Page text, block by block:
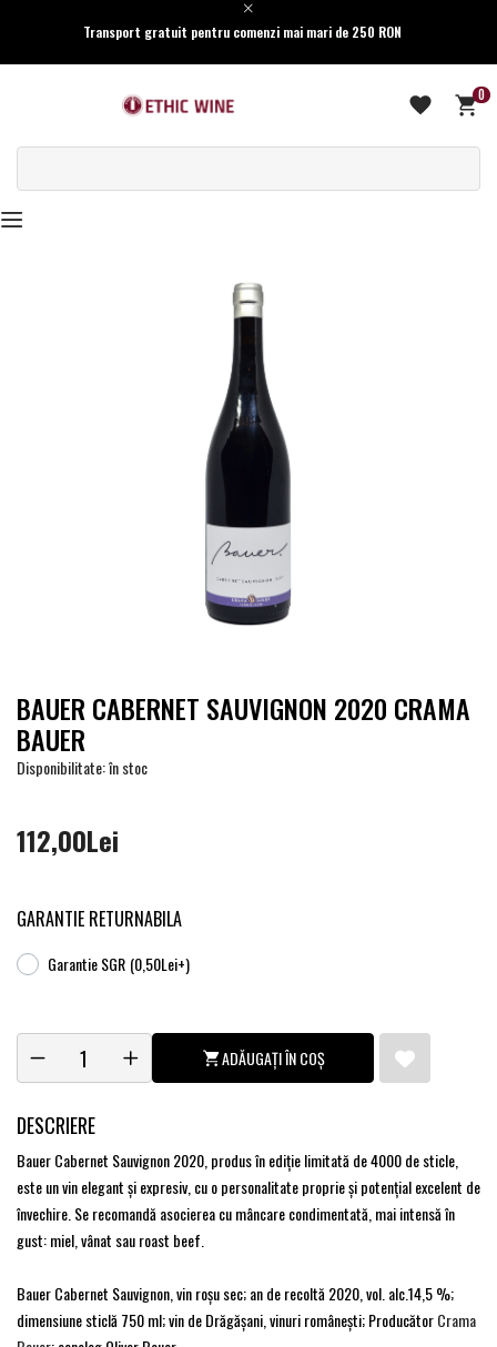
Transport gratuit pentru comenzi mai mari de 250 RON
0
BAUER CABERNET SAUVIGNON 2020 CRAMA
BAUER
Disponibilitate: în stoc
112,00Lei
GARANTIE RETURNABILA
Garantie SGR (0,50Lei+)
ADĂUGAȚI ÎN COȘ
DESCRIERE
Bauer Cabernet Sauvignon 2020, produs în ediţie limitată de 4000 de sticle,
este un vin elegant şi expresiv, cu o personalitate proprie şi potenţial excelent de
învechire. Se recomandă asocierea cu mâncare condimentată, mai intensă în
gust: miel, vânat sau roast beef.
Bauer Cabernet Sauvignon, vin roşu sec; an de recoltă 2020, vol. alc.14,5 %;
dimensiune sticlă 750 ml; vin de Drăgăşani, vinuri româneşti; ProducătorCrama